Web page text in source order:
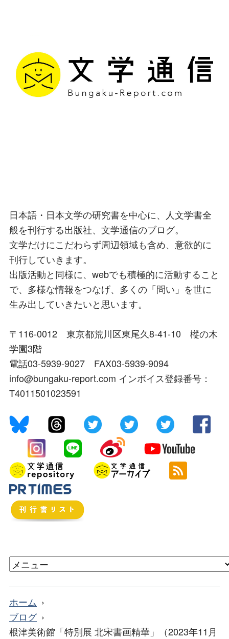
日本語・日本文学の研究書を中心に、人文学書全
般を刊行する出版社、文学通信のブログ。
文学だけにこだわらず周辺領域も含め、意欲的に
刊行していきます。
出版活動と同様に、webでも積極的に活動すること
で、多様な情報をつなげ、多くの「問い」を世に
生み出していきたいと思います。
〒116-0012 東京都荒川区東尾久8-41-10 樅の木
学園3階
電話03-5939-9027 FAX03-5939-9094
info@bungaku-report.com インボイス登録番号：
T4011501023591
ホーム
ブログ
根津美術館「特別展 北宋書画精華」（2023年11月